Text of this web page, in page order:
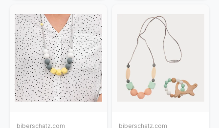
biberschatz.com biberschatz.com